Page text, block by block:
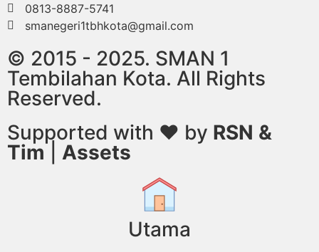
0813-8887-5741
smanegeri1tbhkota@gmail.com
© 2015 - 2025. SMAN 1
Tembilahan Kota. All Rights
Reserved.
Supported with ❤ by RSN &
Tim
Assets
Utama